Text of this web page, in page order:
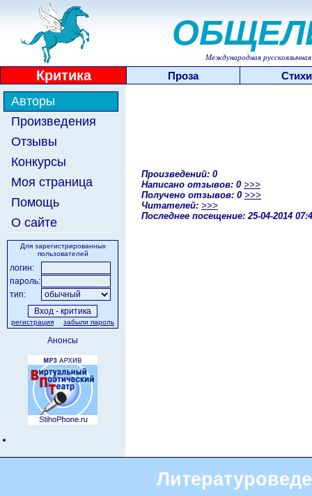
Международная
Критика Проза Стихи
Авторы
Произведения
Отзывы
Конкурсы
Моя страница
Помощь
О сайте
Для зарегистрированных
пользователей
логин:
пароль:
тип:
регистрация забыли пароль
Анонсы
Произведений: 0
Написано отзывов: 0 >>>
Получено отзывов: 0 >>>
Читателей: >>>
Последнее посещение: 25-04-2014